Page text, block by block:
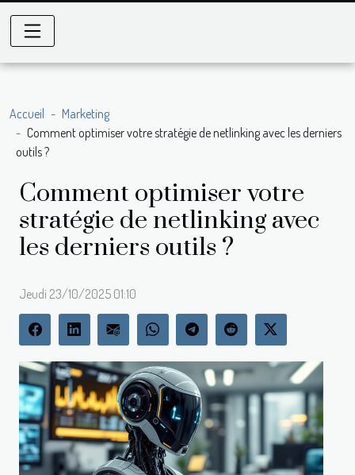
Accueil
Marketing
Comment optimiser votre stratégie de netlinking avec les derniers
outils ?
Comment optimiser votre
stratégie de netlinking avec
les derniers outils ?
Jeudi 23/10/2025 01:10